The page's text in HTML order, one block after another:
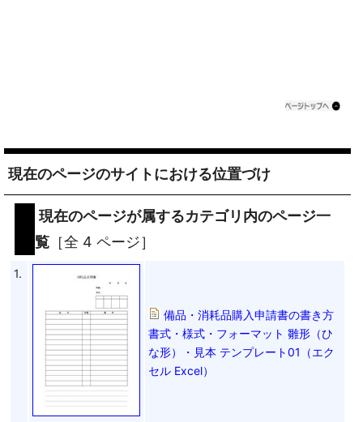
現在のページのサイトにおける位置づけ
現在のページが属するカテゴリ内のページ一
覧 ［全 4 ページ］
1.
備品・消耗品購入申請書の書き方
書式・様式・フォーマット 雛形（ひ
な形）・見本 テンプレート01（エク
セル Excel）